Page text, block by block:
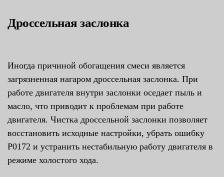
Дроссельная заслонка
Иногда причиной обогащения смеси является
загрязненная нагаром дроссельная заслонка. При
работе двигателя внутри заслонки оседает пыль и
масло, что приводит к проблемам при работе
двигателя. Чистка дроссельной заслонки позволяет
восстановить исходные настройки, убрать ошибку
P0172 и устранить нестабильную работу двигателя в
режиме холостого хода.